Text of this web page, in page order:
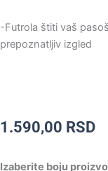
-Futrola štiti vaš
prepoznatljiv izgled
1.590,00 RSD
Izaberite boju
Pasoš